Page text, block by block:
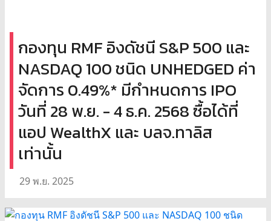
กองทุน RMF อิงดัชนี S&P 500 และ
NASDAQ 100 ชนิด UNHEDGED ค่า
จัดการ 0.49%* มีกำหนดการ IPO
วันที่ 28 พ.ย. - 4 ธ.ค. 2568 ซื้อได้ที่
แอป WealthX และ บลจ.ทาลิส
เท่านั้น
29 พ.ย. 2025